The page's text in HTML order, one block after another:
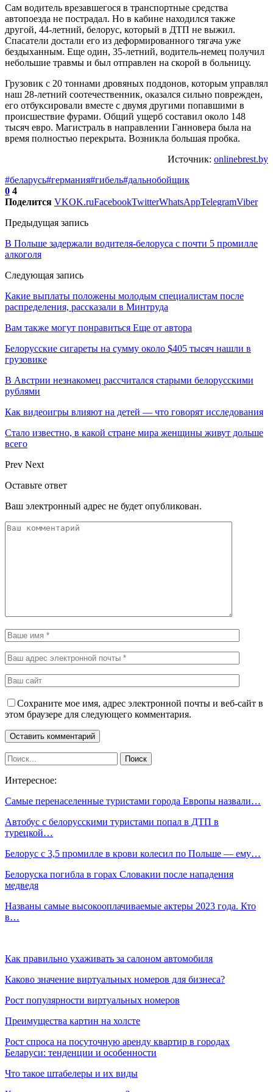
Сам водитель врезавшегося в транспортные средства
автопоезда не пострадал. Но в кабине находился также
другой, 44-летний, белорус, который в ДТП не выжил.
Спасатели достали его из деформированного тягача уже
бездыханным. Еще один, 35-летний, водитель-немец получил
небольшие травмы и был отправлен на скорой в больницу.
Грузовик с 20 тоннами дровяных поддонов, которым управлял
наш 28-летний соотечественник, оказался сильно поврежден,
его отбуксировали вместе с двумя другими попавшими в
происшествие фурами. Общий ущерб составил около 148
тысяч евро. Магистраль в направлении Ганновера была на
время полностью перекрыта. Возникла большая пробка.
Источник: onlinebrest.by
#беларусь#германия#гибель#дальнобойщик
0 4
Поделится VKOK.ruFacebookTwitterWhatsAppTelegramViber
Предыдущая запись
В Польше задержали водителя-белоруса с почти 5 промилле
алкоголя
Следующая запись
Какие выплаты положены молодым специалистам после
распределения, рассказали в Минтруда
Вам также могут понравиться Еще от автора
Белорусские сигареты на сумму около $405 тысяч нашли в
грузовике
В Австрии незнакомец рассчитался старыми белорусскими
рублями
Как видеоигры влияют на детей — что говорят исследования
Стало известно, в какой стране мира женщины живут дольше
всего
Prev Next
Оставьте ответ
Ваш электронный адрес не будет опубликован.
Сохраните мое имя, адрес электронной почты и веб-сайт в
этом браузере для следующего комментария.
Интересное:
Самые перенаселенные туристами города Европы назвали…
Автобус с белорусскими туристами попал в ДТП в
турецкой…
Белорус с 3,5 промилле в крови колесил по Польше — ему…
Белоруска погибла в горах Словакии после нападения
медведя
Названы самые высокооплачиваемые актеры 2023 года. Кто
в…
Как правильно ухаживать за салоном автомобиля
Каково значение виртуальных номеров для бизнеса?
Рост популярности виртуальных номеров
Преимущества картин на холсте
Рост спроса на посуточную аренду квартир в городах
Беларуси: тенденции и особенности
Что такое штабелеры и их виды